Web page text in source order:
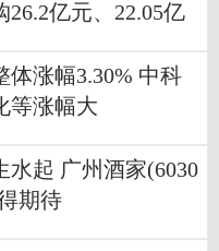
26.2亿元、22.05亿
体涨幅3.30% 中科
等涨幅大
水起 广州酒家(6030
期待